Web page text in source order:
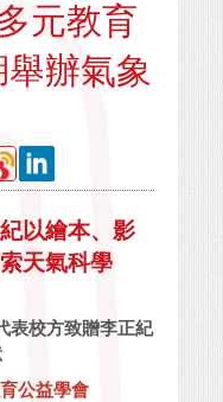
元教育
辦氣象
以繪本、影
天氣科學
表校方致贈李正紀
公益學會